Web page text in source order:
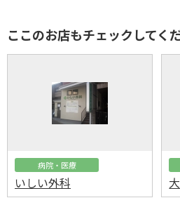
ここのお店もチェックしてく
病院・医療
いしい外科